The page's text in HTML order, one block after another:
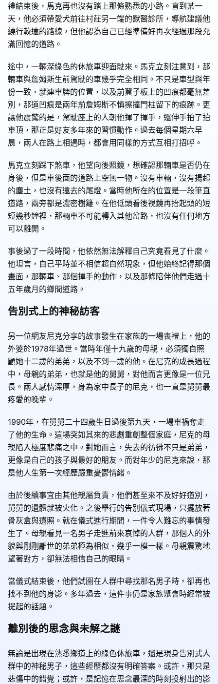
禮結束後，馬克再也沒有踏上那條熟悉的小路。直到某一
天，他必須帶愛犬前往村莊另一端的獸醫診所，導航建議他
繞行較遠的路線，但他認為自己已經準備好再次經過那段充
滿回憶的道路。
途中，一輛深綠色的休旅車迎面駛來。馬克立刻注意到，那
輛車與詹姆斯生前駕駛的車幾乎完全相同。不只是車型與年
份一致，就連車牌的位置，以及前翼子板上的凹痕都毫無差
別，那道凹痕是兩年前詹姆斯不慎擦撞門柱留下的痕跡。更
讓他震驚的是，駕駛座上的人朝他揮了揮手，還伸手拍了拍
車頂，那正是好友多年來的習慣動作。過去每個星期六早
晨，兩人在路上相遇時，都會用同樣的方式互相打招呼。
馬克立刻踩下煞車，他望向後照鏡，想確認那輛車是否仍在
身後，但是車後面的道路上空無一物。沒有車輛，沒有揚起
的塵土，也沒有遠去的尾燈。當時他所在的位置是一段筆直
道路，兩旁都是濃密樹籬。在他低頭看後視鏡再抬起頭的短
短幾秒鐘裡，那輛車不可能轉入其他岔路，也沒有任何地方
可以離開。
事後過了一段時間，他依然無法解釋自己究竟看見了什麼。
他坦言，自己平時並不相信超自然現象，但他始終記得那個
畫面，那輛車、那個揮手的動作，以及那條陪伴他們走過十
五年歲月的鄉間道路。
告別式上的神秘訪客
另一位網友尼克分享的故事發生在家族的一場喪禮上，他的
外婆於1978年過世。當時年僅十九歲的母親，必須獨自照
顧她十二歲的弟弟，以及不到一歲的他。在尼克的成長過程
中，母親的弟弟，也就是他的舅舅，對他而言更像是一位兄
長。兩人感情深厚，身為家中長子的尼克，也一直是舅舅最
疼愛的晚輩。
1990年，在舅舅二十四歲生日過後第九天，一場車禍奪走
了他的生命。這場突如其來的悲劇重創整個家庭，尼克的母
親陷入極度悲痛之中。對她而言，失去的彷彿不只是弟弟，
更像是自己的孩子與最好的朋友。而對年少的尼克來說，那
是他人生第一次經歷嚴重憂鬱情緒。
由於後續事宜由其他親屬負責，他們甚至來不及好好道別，
舅舅的遺體就被火化。之後舉行的告別儀式現場，只擺放著
骨灰盒與遺照。就在儀式進行期間，一件令人難忘的事情發
生了。母親看見一名男子走進前來哀悼的人群，那個人的外
貌與剛剛離世的弟弟極為相似，幾乎一模一樣。母親震驚地
望著對方，卻無法相信自己的眼睛。
當儀式結束後，他們試圖在人群中尋找那名男子時，卻再也
找不到他的身影。多年過去，這件事仍是家族聚會時經常被
提起的話題。
離別後的思念與未解之謎
無論是出現在熟悉鄉道上的綠色休旅車，還是現身告別式人
群中的神秘男子，這些經歷都沒有明確答案。或許，那只是
悲傷中的錯覺；或許，是記憶在思念最深的時刻投射出的影